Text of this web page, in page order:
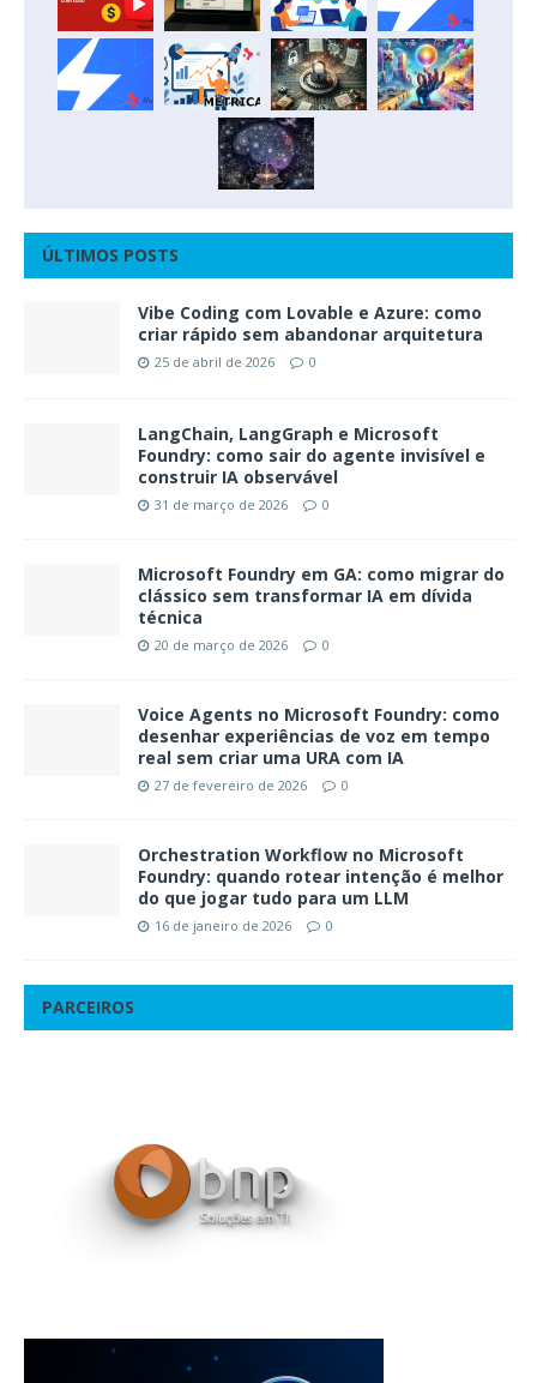
ÚLTIMOS POSTS
Vibe Coding com Lovable e Azure: como
criar rápido sem abandonar arquitetura
25 de abril de 2026 0
LangChain, LangGraph e Microsoft
Foundry: como sair do agente invisível e
construir IA observável
31 de março de 2026 0
Microsoft Foundry em GA: como migrar do
clássico sem transformar IA em dívida
técnica
20 de março de 2026 0
Voice Agents no Microsoft Foundry: como
desenhar experiências de voz em tempo
real sem criar uma URA com IA
27 de fevereiro de 2026 0
Orchestration Workflow no Microsoft
Foundry: quando rotear intenção é melhor
do que jogar tudo para um LLM
16 de janeiro de 2026 0
PARCEIROS